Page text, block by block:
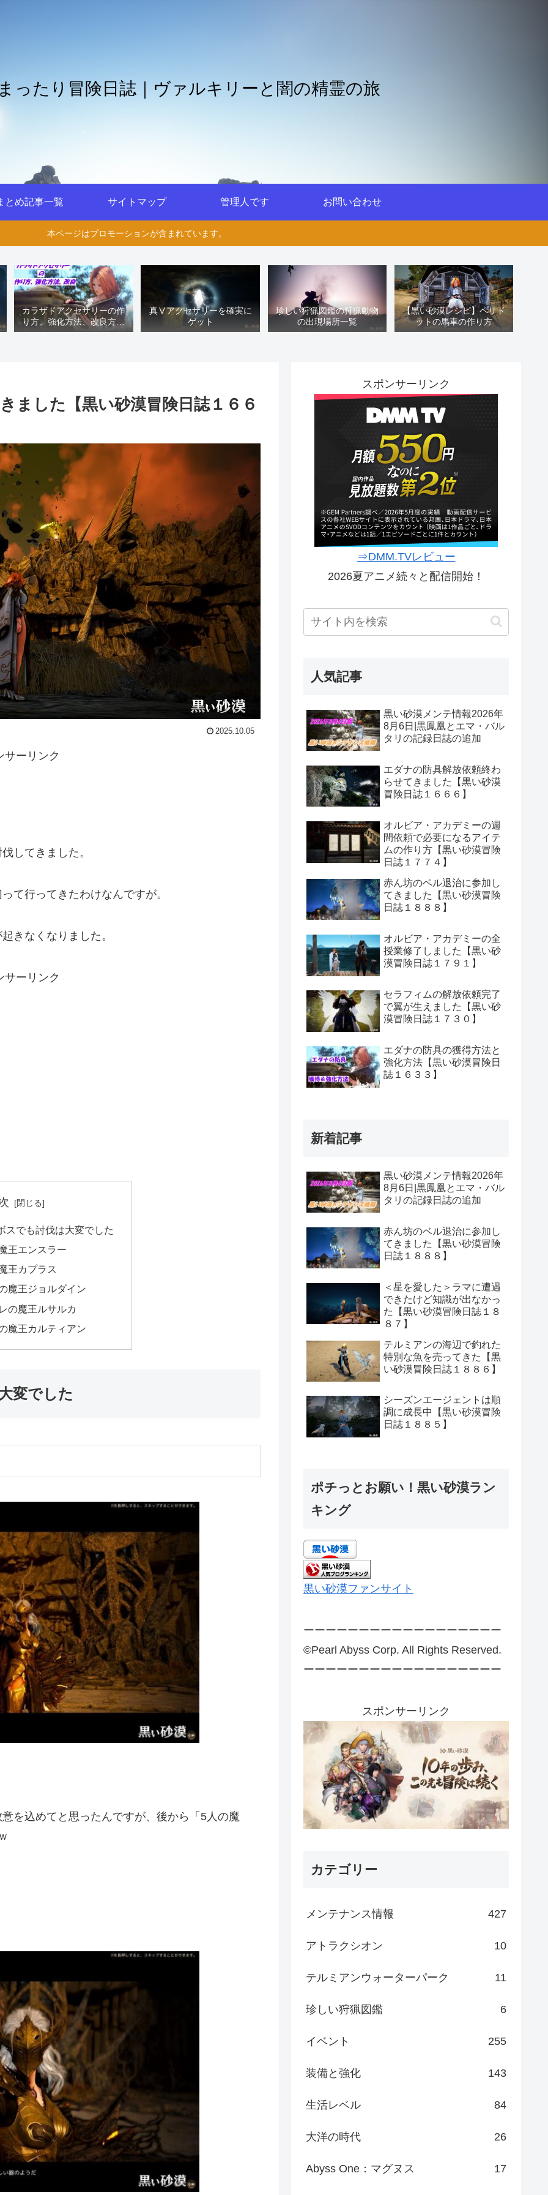
ったり冒険日誌｜ヴァルキリーと闇の精霊の旅
とめ記事一覧 サイトマップ 管理人です お問い合わせ
本ページはプロモーションが含まれています。
カラザドアクセサリーの作
り方、強化方法、改良方法
などまとめ【黒い砂漠冒険
真Ⅴアクセサリーを確実に
ゲット
珍しい狩猟図鑑の狩猟動物
の出現場所一覧
【黒い砂漠レシピ】ペリド
ットの馬車の作り方
ました【黒い砂漠冒険日誌１６６
2025.10.05
サーリンク
してきました。
て行ってきたわけなんですが。
きなくなりました。
サーリンク
スでも討伐は大変でした
王エンスラー
王カプラス
魔王ジョルダイン
の魔王ルサルカ
魔王カルティアン
変でした
を込めてと思ったんですが、後から「5人の魔
スポンサーリンク
⇒DMM.TVレビュー
2026夏アニメ続々と配信開始！
人気記事
黒い砂漠メンテ情報2026年
8月6日|黒鳳凰とエマ・バル
タリの記録日誌の追加
エダナの防具解放依頼終わ
らせてきました【黒い砂漠
冒険日誌１６６６】
オルビア・アカデミーの週
間依頼で必要になるアイテ
ムの作り方【黒い砂漠冒険
日誌１７７４】
赤ん坊のベル退治に参加し
てきました【黒い砂漠冒険
日誌１８８８】
オルビア・アカデミーの全
授業修了しました【黒い砂
漠冒険日誌１７９１】
セラフィムの解放依頼完了
で翼が生えました【黒い砂
漠冒険日誌１７３０】
エダナの防具の獲得方法と
強化方法【黒い砂漠冒険日
誌１６３３】
新着記事
黒い砂漠メンテ情報2026年
8月6日|黒鳳凰とエマ・バル
タリの記録日誌の追加
赤ん坊のベル退治に参加し
てきました【黒い砂漠冒険
日誌１８８８】
＜星を愛した＞ラマに遭遇
できたけど知識が出なかっ
た【黒い砂漠冒険日誌１８
８７】
テルミアンの海辺で釣れた
特別な魚を売ってきた【黒
い砂漠冒険日誌１８８６】
シーズンエージェントは順
調に成長中【黒い砂漠冒険
日誌１８８５】
ポチっとお願い！黒い砂漠ラン
キング
黒い砂漠ファンサイト
ーーーーーーーーーーーーーーーーーー
©Pearl Abyss Corp. All Rights Reserved.
ーーーーーーーーーーーーーーーーーー
スポンサーリンク
カテゴリー
メンテナンス情報 427
アトラクシオン 10
テルミアンウォーターパーク 11
珍しい狩猟図鑑 6
イベント 255
装備と強化 143
生活レベル 84
大洋の時代 26
Abyss One：マグヌス 17